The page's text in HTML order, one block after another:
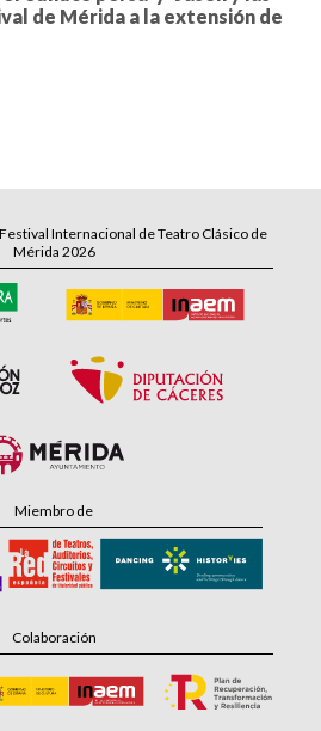
de Mérida a la extensión de
Internacional de Teatro Clásico de
Mérida 2026
Miembro de
Colaboración